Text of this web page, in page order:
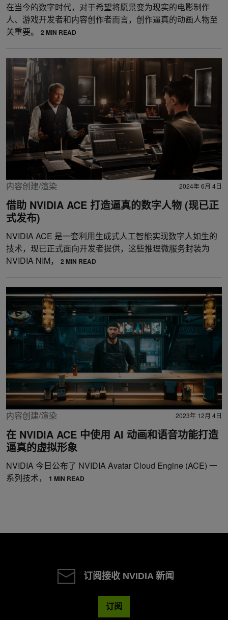
在当今的数字时代，对于希望将愿景变为现实的电影制作
人、游戏开发者和内容创作者而言，创作逼真的动画人物至
关重要。
2 MIN READ
内容创建/渲染 2024年 6月 4日
借助 NVIDIA ACE 打造逼真的数字人物 (现已正
式发布)
NVIDIA ACE 是一套利用生成式人工智能实现数字人如生的
技术，现已正式面向开发者提供，这些推理微服务封装为
NVIDIA NIM，
2 MIN READ
内容创建/渲染 2023年 12月 4日
在 NVIDIA ACE 中使用 AI 动画和语音功能打造
逼真的虚拟形象
NVIDIA 今日公布了 NVIDIA Avatar Cloud Engine (ACE) 一
系列技术，
1 MIN READ
订阅接收 NVIDIA 新闻
订阅